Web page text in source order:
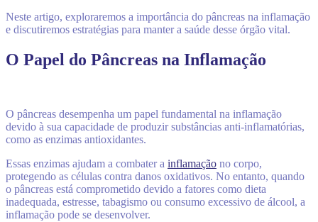
Neste artigo, exploraremos a importância do pâncreas na inflamação
e discutiremos estratégias para manter a saúde desse órgão vital.
O Papel do Pâncreas na Inflamação
O pâncreas desempenha um papel fundamental na inflamação
devido à sua capacidade de produzir substâncias anti-inflamatórias,
como as enzimas antioxidantes.
Essas enzimas ajudam a combater a inflamação no corpo,
protegendo as células contra danos oxidativos. No entanto, quando
o pâncreas está comprometido devido a fatores como dieta
inadequada, estresse, tabagismo ou consumo excessivo de álcool, a
inflamação pode se desenvolver.